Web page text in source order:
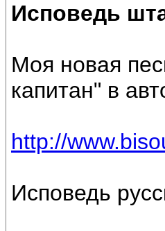
Исповедь
Моя новая
капитан" в
http://
Исповедь